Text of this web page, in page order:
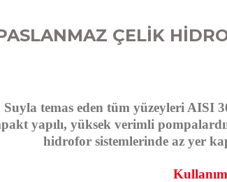
ÇELİK
Suyla temas eden tüm yüzeyleri AISI
yapılı, yüksek verimli
hidrofor sistemlerinde az yer